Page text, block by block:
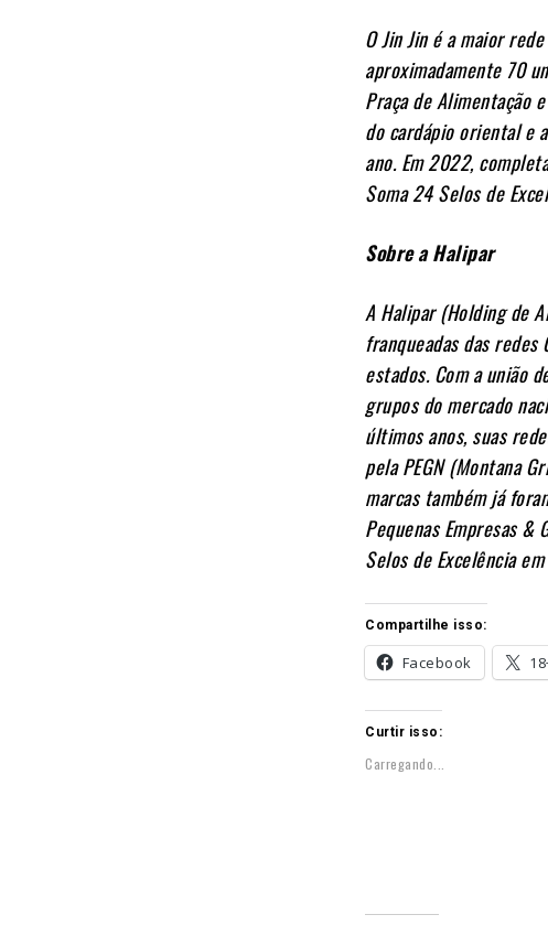
O Jin Jin é a maior
aproximadamente 70
Praça de Alimentação
do cardápio oriental e
ano. Em 2022,
Soma 24 Selos de
Sobre a Halipar
A Halipar (Holding de
franqueadas das
estados. Com a união
grupos do mercado
últimos anos, suas
pela PEGN (Montana
marcas também já
Pequenas Empresas &
Selos de Excelência
Compartilhe isso:
Facebook
Curtir isso:
Carregando...